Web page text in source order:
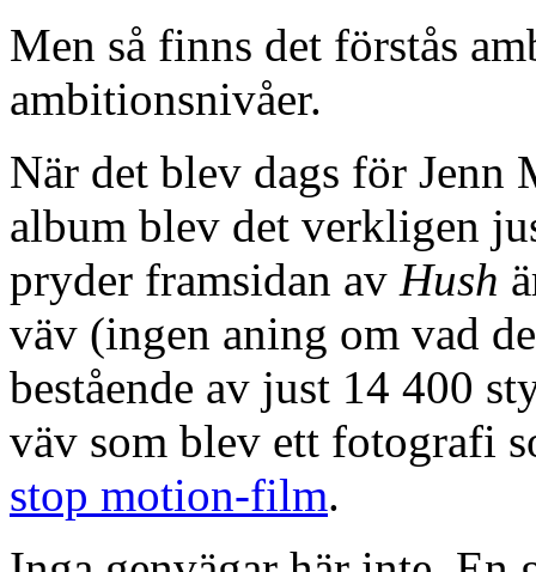
Men så finns det förstås
ambitionsnivåer.
När det blev dags för Jenn
album blev det verkligen
pryder framsidan av Hush
väv (ingen aning om vad
bestående av just 14 400
väv som blev ett fotografi
stop motion-film.